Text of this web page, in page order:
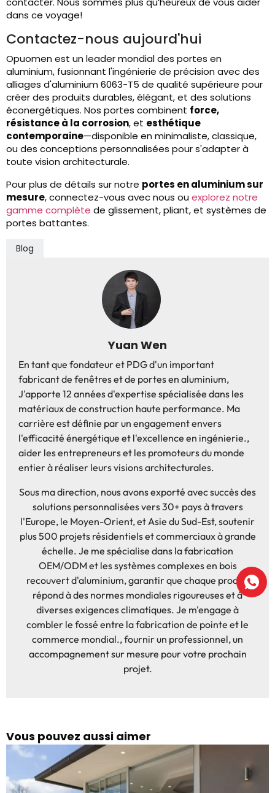
dans ce voyage!
Contactez-nous aujourd'hui
Opuomen est un leader mondial des portes en
aluminium, fusionnant l'ingénierie de précision avec des
alliages d'aluminium 6063-T5 de qualité supérieure pour
créer des produits durables, élégant, et des solutions
éconergétiques. Nos portes combinent force,
résistance à la corrosion, et esthétique
contemporaine—disponible en minimaliste, classique,
ou des conceptions personnalisées pour s'adapter à
toute vision architecturale.
Pour plus de détails sur notre portes en aluminium sur
mesure, connectez-vous avec nous ou explorez notre
gamme complète de glissement, pliant, et systèmes de
portes battantes.
Blog
Yuan Wen
En tant que fondateur et PDG d'un important
fabricant de fenêtres et de portes en aluminium,
J'apporte 12 années d'expertise spécialisée dans les
matériaux de construction haute performance. Ma
carrière est définie par un engagement envers
l'efficacité énergétique et l'excellence en ingénierie.,
aider les entrepreneurs et les promoteurs du monde
entier à réaliser leurs visions architecturales.
Sous ma direction, nous avons exporté avec succès des
solutions personnalisées vers 30+ pays à travers
l'Europe, le Moyen-Orient, et Asie du Sud-Est, soutenir
plus 500 projets résidentiels et commerciaux à grande
échelle. Je me spécialise dans la fabrication
OEM/ODM et les systèmes complexes en bois
recouvert d'aluminium, garantir que chaque produit
répond à des normes mondiales rigoureuses et à
diverses exigences climatiques. Je m'engage à
combler le fossé entre la fabrication de pointe et le
commerce mondial., fournir un professionnel, un
accompagnement sur mesure pour votre prochain
projet.
Vous pouvez aussi aimer